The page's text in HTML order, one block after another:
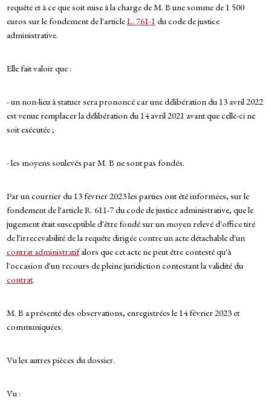
requête et à ce que soit mise à la charge de M. B une somme de 1 500
euros sur le fondement de l'articleL. 761-1 du code de justice
administrative.
Elle fait valoir que :
- un non-lieu à statuer sera prononcé car une délibération du 13 avril 2022
est venue remplacer la délibération du 14 avril 2021 avant que celle-ci ne
soit exécutée ;
- les moyens soulevés par M. B ne sont pas fondés.
Par un courrier du 13 février 2023 les parties ont été informées, sur le
fondement de l'article R. 611-7 du code de justice administrative, que le
jugement était susceptible d'être fondé sur un moyen relevé d'office tiré
de l'irrecevabilité de la requête dirigée contre un acte détachable d'un
contrat administratifalors que cet acte ne peut être contesté qu'à
l'occasion d'un recours de pleine juridiction contestant la validité du
contrat.
M. B a présenté des observations, enregistrées le 14 février 2023 et
communiquées.
Vu les autres pièces du dossier.
Vu :